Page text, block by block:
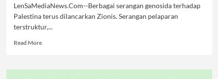
LenSaMediaNews.Com--Berbagai serangan genosida terhadap
Palestina terus dilancarkan Zionis. Serangan pelaparan
terstruktur,...
Read MoreRead
Al